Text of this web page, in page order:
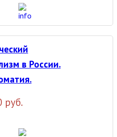
в России.
руб.